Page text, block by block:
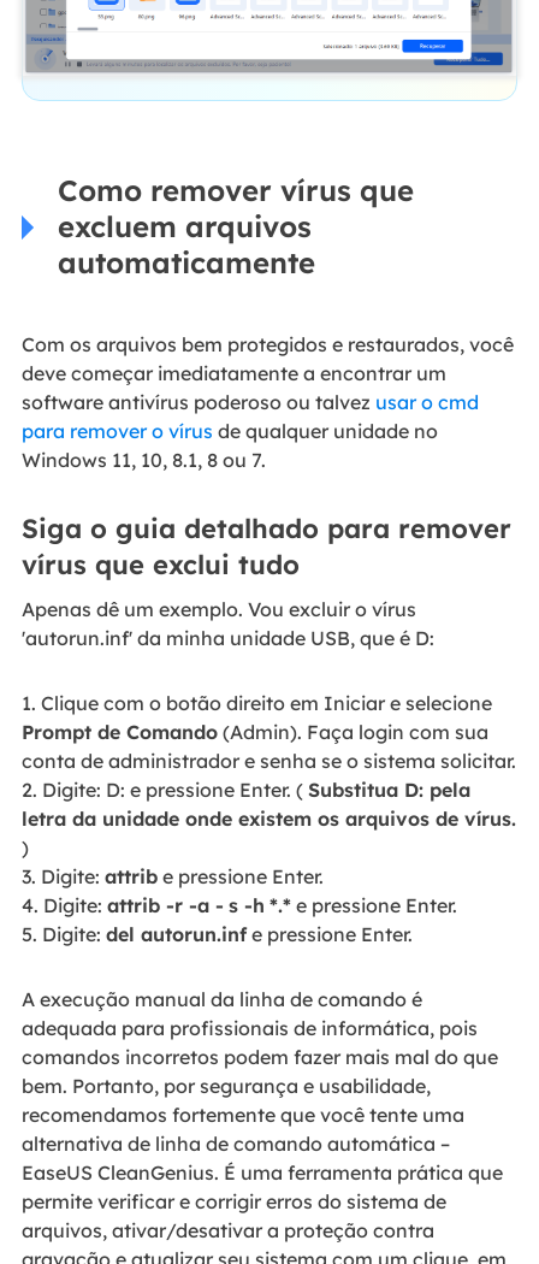
Como remover vírus que
excluem arquivos
automaticamente
Com os arquivos bem protegidos e restaurados, você
deve começar imediatamente a encontrar um
software antivírus poderoso ou talvez usar o cmd
para remover o vírus de qualquer unidade no
Windows 11, 10, 8.1, 8 ou 7.
Siga o guia detalhado para remover
vírus que exclui tudo
Apenas dê um exemplo. Vou excluir o vírus
'autorun.inf' da minha unidade USB, que é D:
1. Clique com o botão direito em Iniciar e selecione
Prompt de Comando(Admin). Faça login com sua
conta de administrador e senha se o sistema solicitar.
2. Digite: D: e pressione Enter. ( Substitua D: pela
letra da unidade onde existem os arquivos de vírus.
)
3. Digite: attribe pressione Enter.
4. Digite: attrib -r -a - s -h *.*e pressione Enter.
5. Digite: del autorun.infe pressione Enter.
A execução manual da linha de comando é
adequada para profissionais de informática, pois
comandos incorretos podem fazer mais mal do que
bem. Portanto, por segurança e usabilidade,
recomendamos fortemente que você tente uma
alternativa de linha de comando automática –
EaseUS CleanGenius. É uma ferramenta prática que
permite verificar e corrigir erros do sistema de
arquivos, ativar/desativar a proteção contra
gravação e atualizar seu sistema com um clique, em